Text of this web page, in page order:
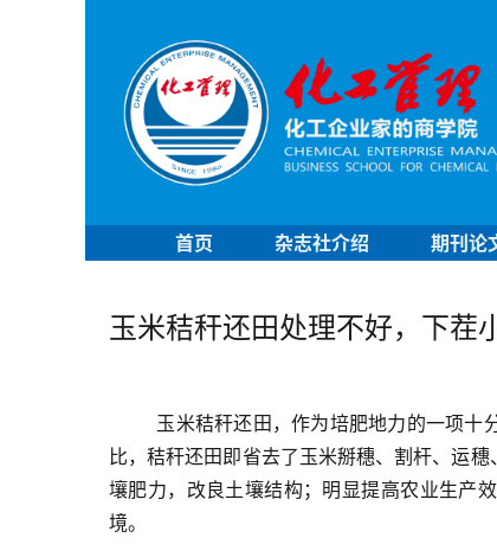
首页 杂志社介绍 期刊论
玉米秸秆还田处理不好，下茬
玉米秸秆还田，作为培肥地力的一项十
比，秸秆还田即省去了玉米掰穗、割杆、运穗
壤肥力，改良土壤结构；明显提高农业生产
境。